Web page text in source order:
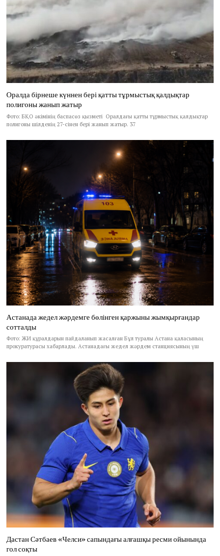
Оралда бірнеше күннен бері қатты тұрмыстық қалдықтар
полигоны жанып жатыр
Фото: БҚО әкімінің баспасөз қызметі Оралдағы қатты тұрмыстық қалдықтар
полигоны шілденің 27-сінен бері жанып жатыр. 37
Астанада жедел жәрдемге бөлінген қаржыны жымқырғандар
сотталды
Фото: ЖИ құралдарын пайдаланып жасалған Бұл туралы Астана қаласының
прокуратурасы хабарлады. Астанадағы жедел жәрдем станциясының үш
Дастан Сәтбаев «Челси» сапындағы алғашқы ресми ойынында
гол соқты